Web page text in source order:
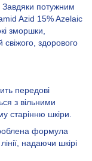
Завдяки потужним
Azid 15% Azelaic
зморшки,
свіжого, здорового
передові
з вільними
старінню шкіри.
формула
надаючи шкірі